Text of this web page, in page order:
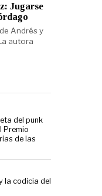
Jugarse
Andrés y
autora
del punk
Premio
de las
la codicia del